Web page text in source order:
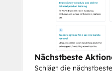
Nächstbeste
Schlägt die